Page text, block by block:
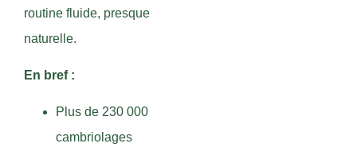
routine fluide, presque
naturelle.
En bref :
Plus de 230 000
cambriolages